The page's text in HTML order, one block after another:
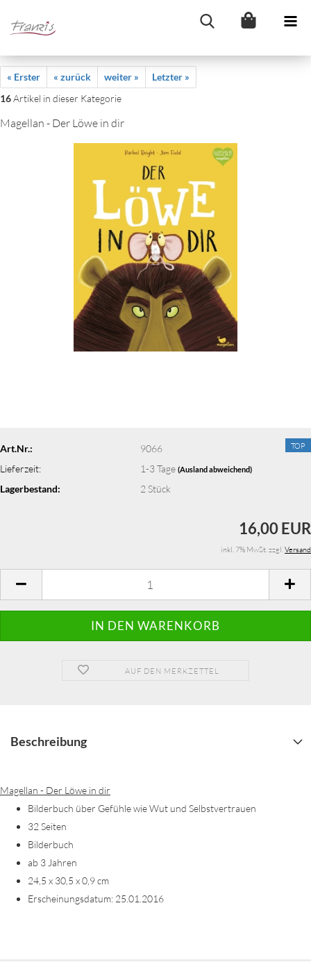
« Erster « zurück weiter »
Letzter »
16Artikel in dieser Kategorie
Magellan - Der Löwe in dir
TOP
Art.Nr.:
9066
Lieferzeit:
1-3 Tage (Ausland abweichend)
Lagerbestand: 2 Stück
16,00 EUR
inkl. 7% MwSt. zzgl.Versand
AUF DEN MERKZETTEL
Beschreibung
Magellan - Der Löwe in dir
Bilderbuch über Gefühle wie Wut und Selbstvertrauen
32 Seiten
Bilderbuch
ab 3 Jahren
24,5 x 30,5 x 0,9 cm
Erscheinungsdatum: 25.01.2016